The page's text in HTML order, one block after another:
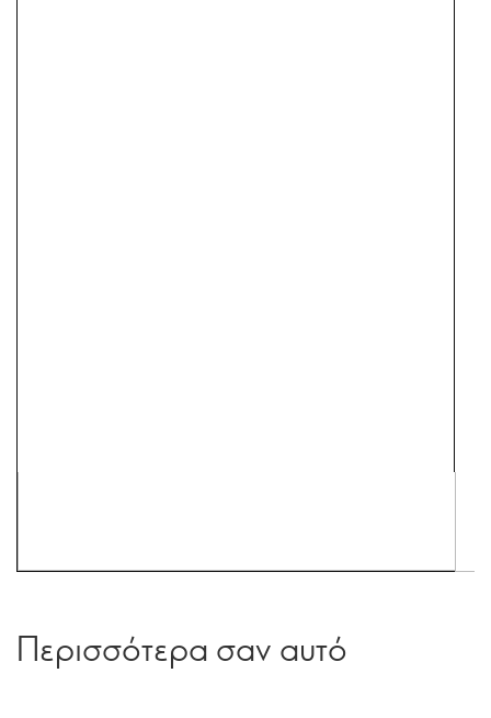
Περισσότερα σαν αυτό